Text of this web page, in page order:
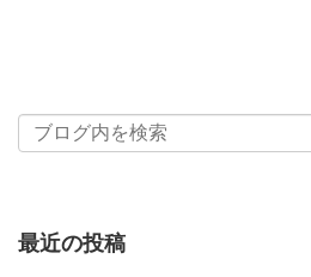
最近の投稿